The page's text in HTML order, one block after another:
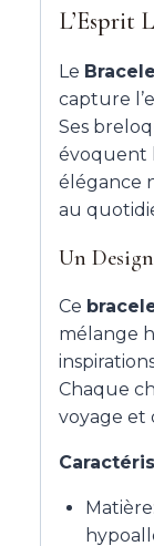
L’Esprit
Le
capture
Ses
évoquent
élégance
au
Un
Ce
mélange
Chaque
voyage et